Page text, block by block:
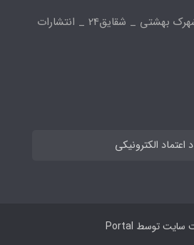
اتوبان بابایی _ شهرک بهشتی _ شقایق24 _ انتشارات
اعتماد الکترونیکی
سایت توسط Portal